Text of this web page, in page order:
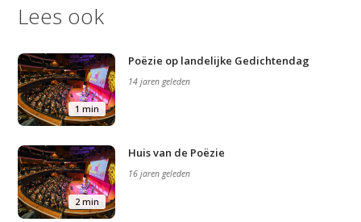
Studium Generale
Home
Lees ook
1 min
Poëzie op landelijke Gedichtendag
14 jaren geleden
2 min
Huis van de Poëzie
16 jaren geleden